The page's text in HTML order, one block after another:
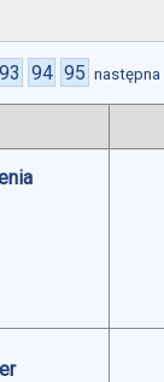
93 94 95 następna